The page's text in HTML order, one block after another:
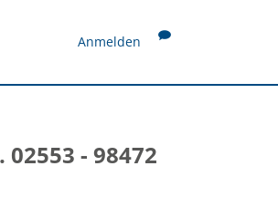
Anmelden
02553 - 98472